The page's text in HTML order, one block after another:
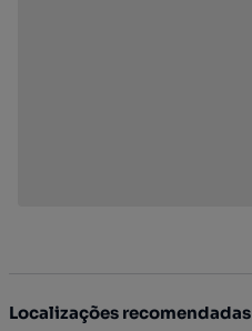
Localizações recomendadas